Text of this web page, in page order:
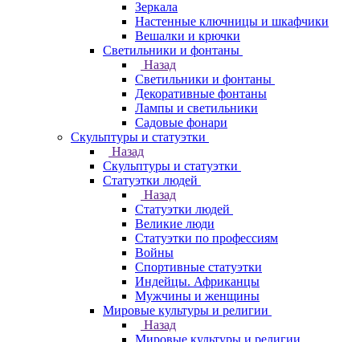
Зеркала
Настенные ключницы и шкафчики
Вешалки и крючки
Светильники и фонтаны
Назад
Светильники и фонтаны
Декоративные фонтаны
Лампы и светильники
Садовые фонари
Скульптуры и статуэтки
Назад
Скульптуры и статуэтки
Статуэтки людей
Назад
Статуэтки людей
Великие люди
Статуэтки по профессиям
Войны
Спортивные статуэтки
Индейцы. Африканцы
Мужчины и женщины
Мировые культуры и религии
Назад
Мировые культуры и религии